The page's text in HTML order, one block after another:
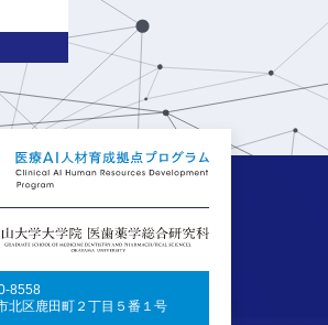
8558
北区鹿田町２丁目５番１号